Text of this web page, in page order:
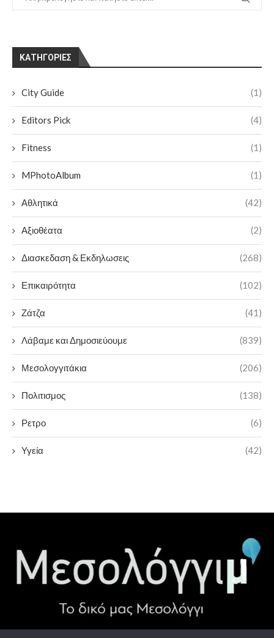
KΑΤΗΓΟΡΊΕΣ
City Guide (1)
Editors Pick (4)
Fitness (1)
MPhotoAlbum (1)
Αθλητικά (42)
Αξιοθέατα (2)
Διασκεδαση & Εκδηλωσεις (268)
Επικαιρότητα (102)
Ζάτζα (41)
Λάβαμε και Δημοσιεύουμε (839)
Μεσολογγιτάκια (206)
Πολιτισμος (138)
Ρετρο (6)
Υγεία (42)